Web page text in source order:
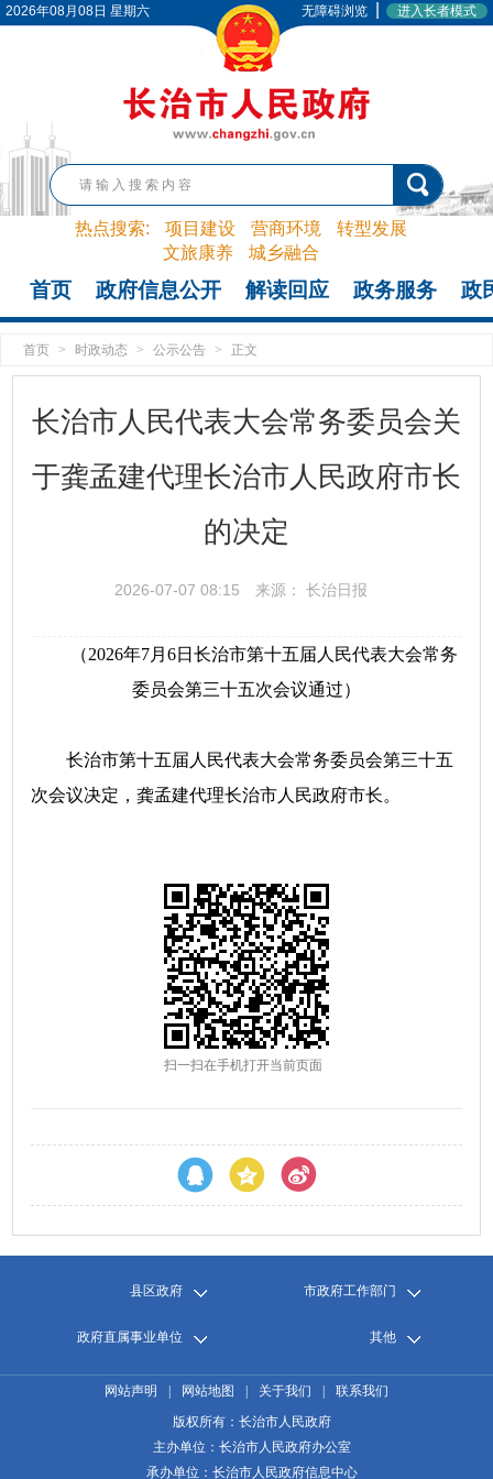
2026年08月08日 星期六 无障碍浏览 进入长者模式
热点搜索: 项目建设 营商环境
转型发展
文旅康养
城乡融合
首页 政府信息公开 解读回应 政务服务 政
首页 > 时政动态 > 公示公告 > 正文
长治市人民代表大会常务委员会关
于龚孟建代理长治市人民政府市长
的决定
2026-07-07 08:15 来源： 长治日报
（2026年7月6日长治市第十五届人民代表大会常务
委员会第三十五次会议通过）
长治市第十五届人民代表大会常务委员会第三十五
次会议决定，龚孟建代理长治市人民政府市长。
扫一扫在手机打开当前页面
县区政府 市政府工作部门
政府直属事业单位 其他
网站声明 网站地图 关于我们
联系我们
版权所有：长治市人民政府
主办单位：长治市人民政府办公室
承办单位：长治市人民政府信息中心